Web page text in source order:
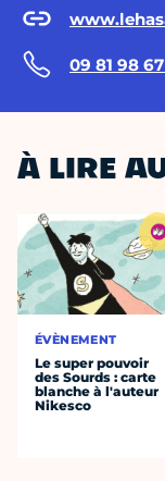
09 81 98
À LIRE
ÉVÈNEMENT
Le super pouvoir
des Sourds : carte
blanche à l'auteur
Nikesco